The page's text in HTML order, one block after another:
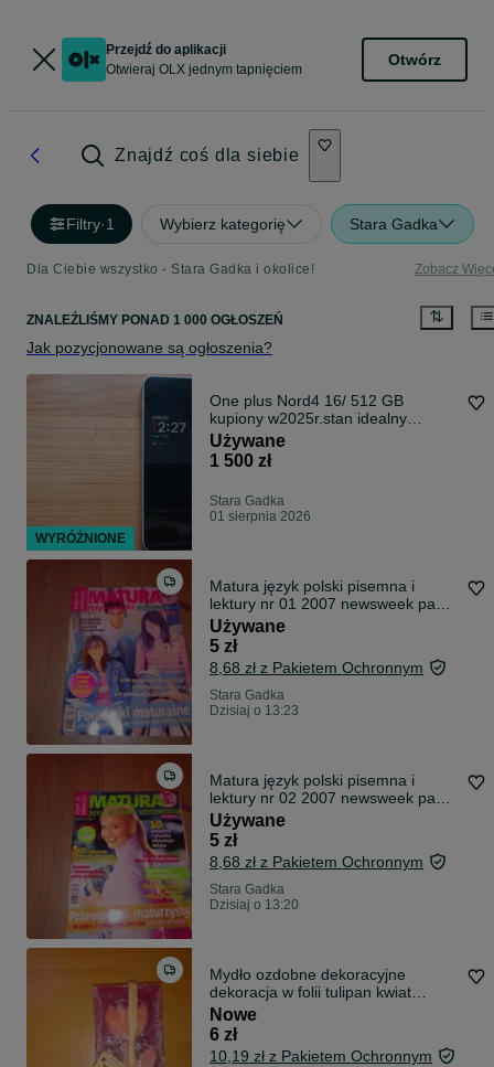
Przejdź do aplikacji
Otwieraj OLX jednym tapnięciem
Otwórz
Znajdź coś dla siebie
Filtry·1 Wybierz kategorię Stara Gadka
Dla Ciebie wszystko - Stara Gadka i okolice! Zobacz
ZNALEŹLIŚMY PONAD 1 000 OGŁOSZEŃ
Jak pozycjonowane są ogłoszenia?
One plus Nord4 16/ 512 GB
kupiony w2025r.stan idealny
sprzedam.1500zł.
Używane
1 500 zł
Stara Gadka
01 sierpnia 2026
Matura język polski pisemna i
lektury nr 01 2007 newsweek pani
domu
Używane
5 zł
8,68 zł z Pakietem Ochronnym
Stara Gadka
Dzisiaj o 13:23
Matura język polski pisemna i
lektury nr 02 2007 newsweek pani
domu
Używane
5 zł
8,68 zł z Pakietem Ochronnym
Stara Gadka
Dzisiaj o 13:20
Mydło ozdobne dekoracyjne
dekoracja w folii tulipan kwiat
kwiatek
Nowe
6 zł
10,19 zł z Pakietem Ochronnym
WYRÓŻNIONE